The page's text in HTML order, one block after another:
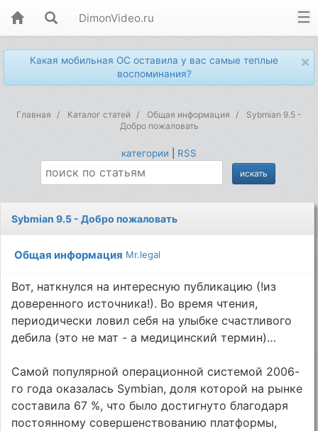
DimonVideo.ru
×
Какая мобильная ОС оставила у вас самые теплые
воспоминания?
Главная Каталог статей Общая информация
Sybmian 9.5 -
Добро пожаловать
категории RSS
Sybmian 9.5 - Добро пожаловать
Общая информация Mr.legal
Вот, наткнулся на интересную публикацию (!из
доверенного источника!). Во время чтения,
периодически ловил себя на улыбке счастливого
дебила (это не мат - а медицинский термин)…
Самой популярной операционной системой 2006-
го года оказалась Symbian, доля которой на рынке
составила 67 %, что было достигнуто благодаря
постоянному совершенствованию платформы,